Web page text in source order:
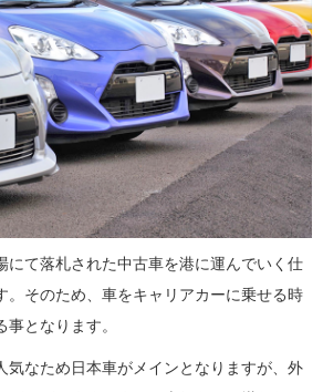
にて落札された中古車を港に運んでいく仕
。そのため、車をキャリアカーに乗せる時
となります。
気なため日本車がメインとなりますが、外